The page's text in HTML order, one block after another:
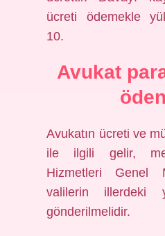
ücreti ödemekle
10.
Avukat
Avukatın ücreti ve
ile ilgili gelir,
Hizmetleri Genel
valilerin illerdeki
gönderilmelidir.